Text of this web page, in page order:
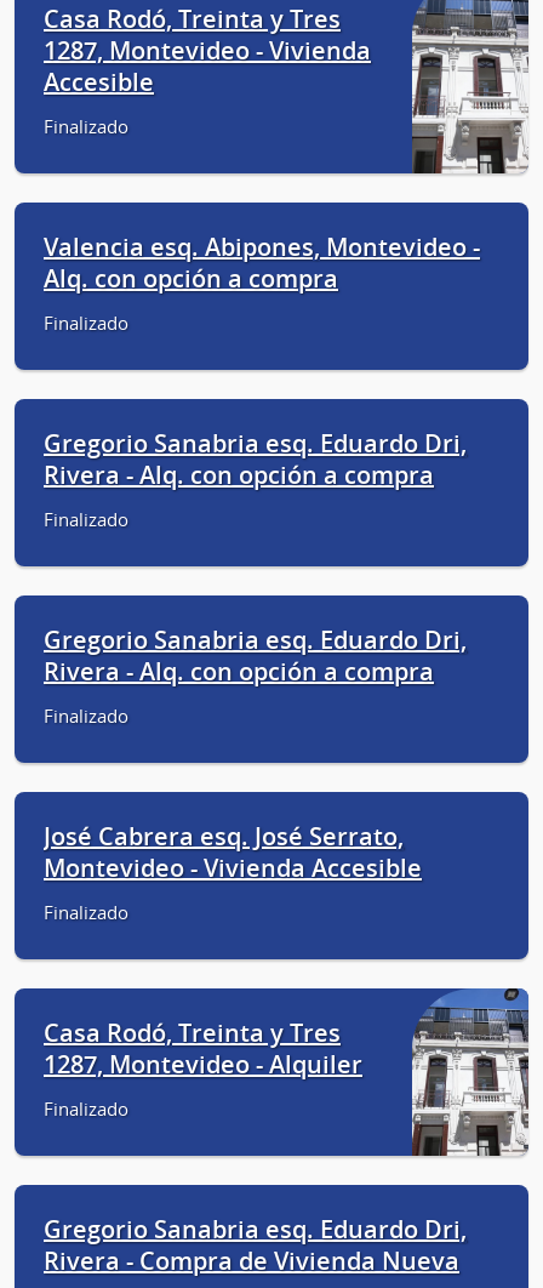
Casa Rodó, Treinta y Tres
1287, Montevideo - Vivienda
Accesible
Finalizado
Valencia esq. Abipones, Montevideo -
Alq. con opción a compra
Finalizado
Gregorio Sanabria esq. Eduardo Dri,
Rivera - Alq. con opción a compra
Finalizado
Gregorio Sanabria esq. Eduardo Dri,
Rivera - Alq. con opción a compra
Finalizado
José Cabrera esq. José Serrato,
Montevideo - Vivienda Accesible
Finalizado
Casa Rodó, Treinta y Tres
1287, Montevideo - Alquiler
Finalizado
Gregorio Sanabria esq. Eduardo Dri,
Rivera - Compra de Vivienda Nueva